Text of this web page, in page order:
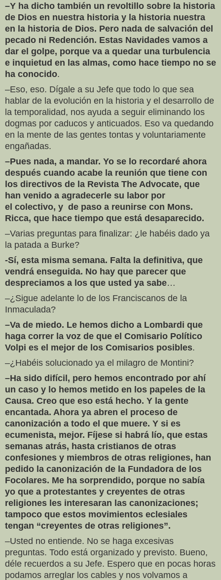
–Y ha dicho también un revoltillo sobre la historia
de Dios en nuestra historia y la historia nuestra
en la historia de Dios. Pero nada de salvación del
pecado ni Redención. Estas Navidades vamos a
dar el golpe, porque va a quedar una turbulencia
e inquietud en las almas, como hace tiempo no se
ha conocido.
–Eso, eso. Dígale a su Jefe que todo lo que sea
hablar de la evolución en la historia y el desarrollo de
la temporalidad, nos ayuda a seguir eliminando los
dogmas por caducos y anticuados. Eso va quedando
en la mente de las gentes tontas y voluntariamente
engañadas.
–Pues nada, a mandar. Yo se lo recordaré ahora
después cuando acabe la reunión que tiene con
los directivos de la Revista The Advocate, que
han venido a agradecerle su labor por
el colectivo, y de paso a reunirse con Mons.
Ricca, que hace tiempo que está desaparecido.
–Varias preguntas para finalizar: ¿le habéis dado ya
la patada a Burke?
-Sí, esta misma semana. Falta la definitiva, que
vendrá enseguida. No hay que parecer que
despreciamos a los que usted ya sabe…
–¿Sigue adelante lo de los Franciscanos de la
Inmaculada?
–Va de miedo. Le hemos dicho a Lombardi que
haga correr la voz de que el Comisario Político
Volpi es el mejor de los Comisarios posibles.
–¿Habéis solucionado ya el milagro de Montini?
–Ha sido difícil, pero hemos encontrado por ahí
un caso y lo hemos metido en los papeles de la
Causa. Creo que eso está hecho. Y la gente
encantada. Ahora ya abren el proceso de
canonización a todo el que muere. Y si es
ecumenista, mejor. Fíjese si habrá lío, que estas
semanas atrás, hasta cristianos de otras
confesiones y miembros de otras religiones, han
pedido la canonización de la Fundadora de los
Focolares. Me ha sorprendido, porque no sabía
yo que a protestantes y creyentes de otras
religiones les interesaran las canonizaciones;
tampoco que estos movimientos eclesiales
tengan “creyentes de otras religiones”.
–Usted no entiende. No se haga excesivas
preguntas. Todo está organizado y previsto. Bueno,
déle recuerdos a su Jefe. Espero que en pocas horas
podamos arreglar los cables y nos volvamos a